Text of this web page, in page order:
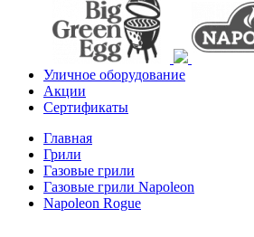
Уличное оборудование
Акции
Сертификаты
Главная
Грили
Газовые грили
Газовые грили Napoleon
Napoleon Rogue